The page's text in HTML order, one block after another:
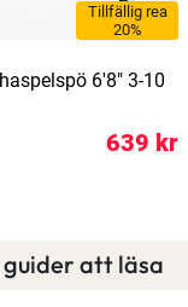
Tillfällig rea
20%
6'8" 3-10
639 kr
att läsa